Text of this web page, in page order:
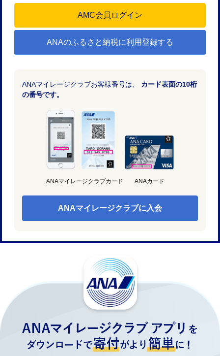
ANAのふるさと納税に利用登録する
ANAマイレージクラブお客様番号は、 カード表面の10桁
の番号です。
ANAマイレージクラブカード ANAカード
ANAマイレージクラブに入会